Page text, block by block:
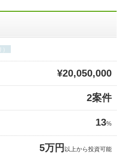
¥20,050,000
2案件
13%
5万円 以上から投資可能